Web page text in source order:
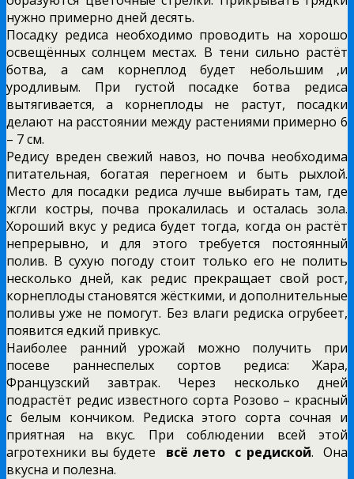
нужно примерно дней десять.
Посадку редиса необходимо проводить на хорошо
освещённых солнцем местах. В тени сильно растёт
ботва, а сам корнеплод будет небольшим ,и
уродливым. При густой посадке ботва редиса
вытягивается, а корнеплоды не растут, посадки
делают на расстоянии между растениями примерно 6
– 7 см.
Редису вреден свежий навоз, но почва необходима
питательная, богатая перегноем и быть рыхлой.
Место для посадки редиса лучше выбирать там, где
жгли костры, почва прокалилась и осталась зола.
Хороший вкус у редиса будет тогда, когда он растёт
непрерывно, и для этого требуется постоянный
полив. В сухую погоду стоит только его не полить
несколько дней, как редис прекращает свой рост,
корнеплоды становятся жёсткими, и дополнительные
поливы уже не помогут. Без влаги редиска огрубеет,
появится едкий привкус.
Наиболее ранний урожай можно получить при
посеве раннеспелых сортов редиса: Жара,
Французский завтрак. Через несколько дней
подрастёт редис известного сорта Розово – красный
с белым кончиком. Редиска этого сорта сочная и
приятная на вкус. При соблюдении всей этой
агротехники вы будете всё лето с редиской. Она
вкусна и полезна.